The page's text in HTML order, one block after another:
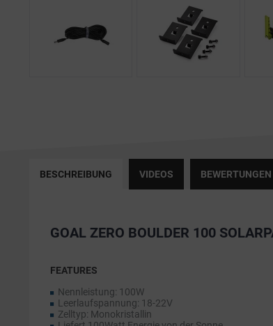
BESCHREIBUNG VIDEOS BEWERTUNGEN
GOAL ZERO BOULDER 100
FEATURES
Nennleistung: 100W
Leerlaufspannung: 18-22V
Zelltyp: Monokristallin